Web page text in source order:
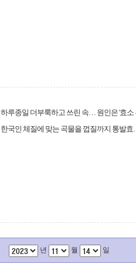
하루종일 더부룩하고 쓰린 속… 원인은 '효소
한국인 체질에 맞는 곡물을 껍질까지 통발
년 월 일